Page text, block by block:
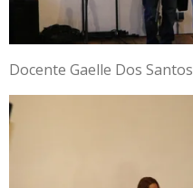
Docente Gaelle Dos Santos